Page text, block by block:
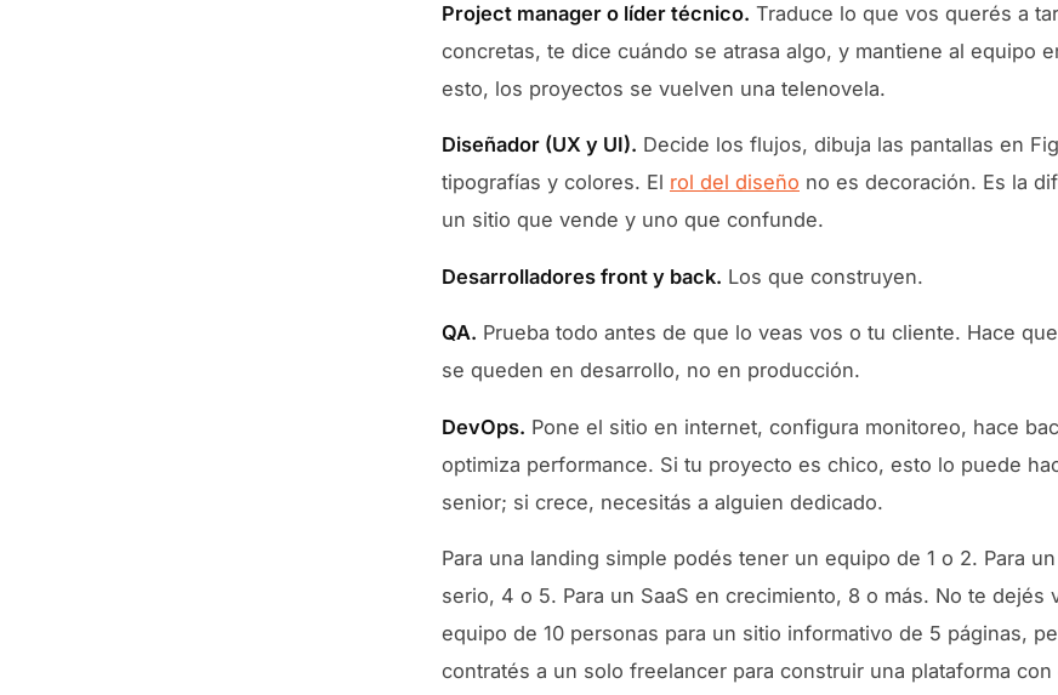
Project manager o líder técnico. Traduce lo que vos querés a
concretas, te dice cuándo se atrasa algo, y mantiene al equipo
esto, los proyectos se vuelven una telenovela.
Diseñador (UX y UI). Decide los flujos, dibuja las pantallas en
tipografías y colores. El rol del diseño no es decoración. Es la
un sitio que vende y uno que confunde.
Desarrolladores front y back. Los que construyen.
QA. Prueba todo antes de que lo veas vos o tu cliente. Hace
se queden en desarrollo, no en producción.
DevOps. Pone el sitio en internet, configura monitoreo, hace
optimiza performance. Si tu proyecto es chico, esto lo puede
senior; si crece, necesitás a alguien dedicado.
Para una landing simple podés tener un equipo de 1 o 2. Para
serio, 4 o 5. Para un SaaS en crecimiento, 8 o más. No te dejés
equipo de 10 personas para un sitio informativo de 5 páginas,
contratés a un solo freelancer para construir una plataforma con